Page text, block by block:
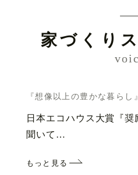
家づくり
『想像以上の豊かな暮らし』
日本エコハウス大賞『
聞いて…
もっと見る